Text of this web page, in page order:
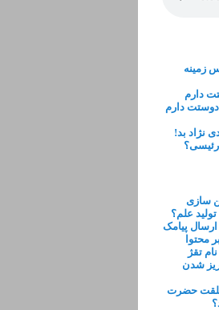
پس زمینه
دارم
دوستت دارم
نژاد بد!
رئیسی؟
سازی
علم؟
پیامک
محتوا
تقژ
شدن
حضرت